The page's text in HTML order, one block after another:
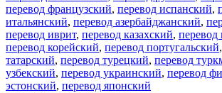
перевод французский, перевод испанский,
итальянский, перевод азербайджанский,
перевод иврит, перевод казахский, перевод
перевод корейский, перевод португальский,
татарский, перевод турецкий, перевод
узбекский, перевод украинский, перевод
эстонский, перевод японский